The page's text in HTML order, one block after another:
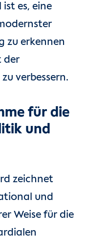
ist es, eine
zu erkennen
der
verbessern.
für die
und
zeichnet
und
Weise für die